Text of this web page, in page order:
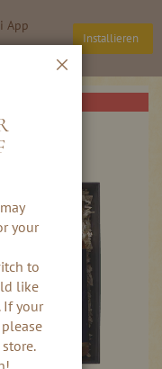
App
Installieren
Suche
your
to
like
If your